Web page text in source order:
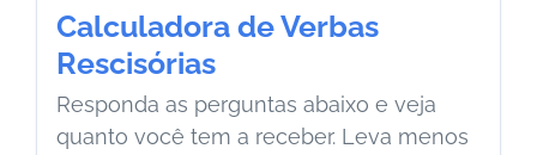
Calculadora de Verbas
Rescisórias
Responda as perguntas abaixo e veja
quanto você tem a receber. Leva menos